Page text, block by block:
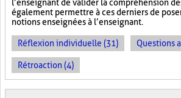
l’enseignant de valider la compréhension
également permettre à ces derniers de
notions enseignées à l’enseignant.
Réflexion individuelle (31) Questions
Rétroaction (4)